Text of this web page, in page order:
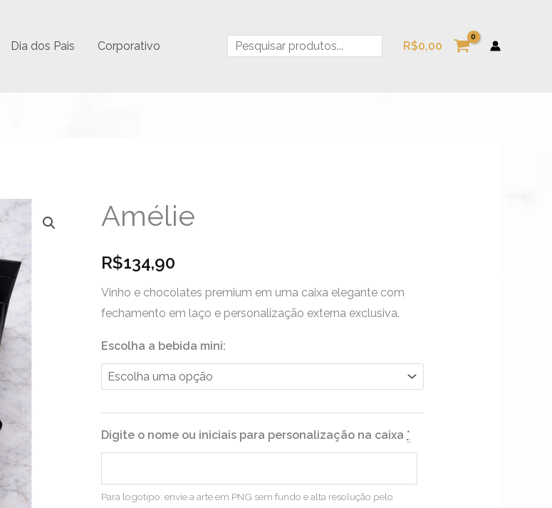
Dia dos Pais Corporativo R$0,00
Amélie
R$134,90
Vinho e chocolates premium em uma caixa elegante com
fechamento em laço e personalização externa exclusiva.
Escolha a bebida mini:
Digite o nome ou iniciais para personalização na caixa *
Para logotipo: envie a arte em PNG sem fundo e alta resolução pelo
Amélie
quantidade